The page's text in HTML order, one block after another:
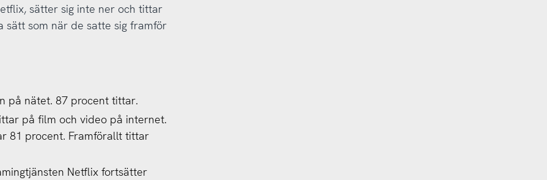
sätter sig inte ner och tittar
sätt som när de satte sig framför
på nätet. 87 procent tittar.
på film och video på internet.
81 procent. Framförallt tittar
Netflix fortsätter